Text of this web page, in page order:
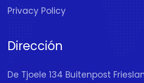
Privacy Policy
Dirección
De Tjoele 134 Buitenpost